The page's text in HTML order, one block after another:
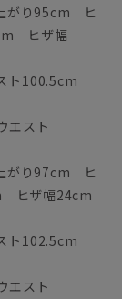
がり95cm ヒ
ヒザ幅
ト100.5cm
エスト
がり97cm ヒ
ヒザ幅24cm
ト102.5cm
エスト